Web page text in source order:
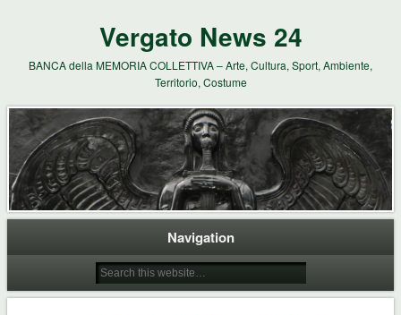
Vergato News 24
BANCA della MEMORIA COLLETTIVA – Arte, Cultura, Sport, Ambiente,
Territorio, Costume
Navigation